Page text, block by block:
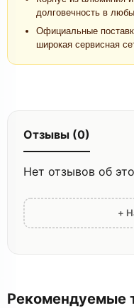
долговечность в
Официальные
широкая сервисная
Отзывы (0)
Нет отзывов об
+
Рекомендуемые